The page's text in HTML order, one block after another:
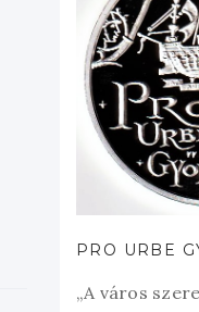
PRO URBE
„A város